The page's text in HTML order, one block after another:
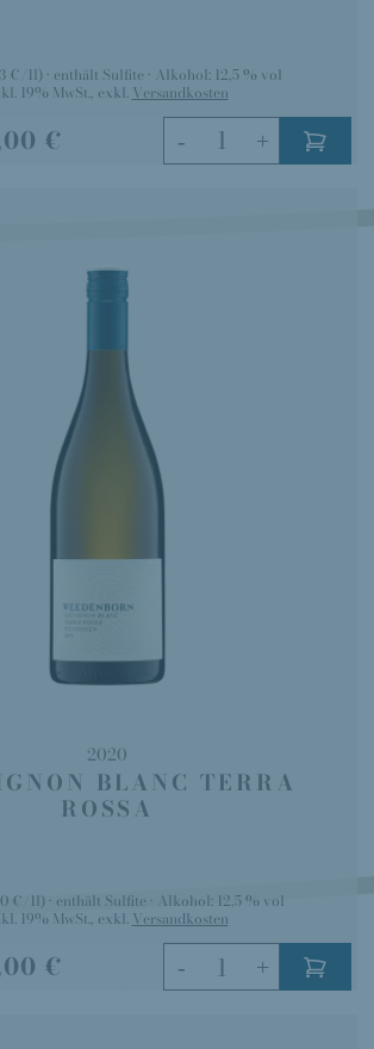
€/1l) enthält Sulfite Alkohol: 12,5 % vol
€
19% MwSt., exkl. Versandkosten
- +
2020
BLANC TERRA
ROSSA
€/1l) enthält Sulfite Alkohol: 12,5 % vol
€
19% MwSt., exkl. Versandkosten
- +